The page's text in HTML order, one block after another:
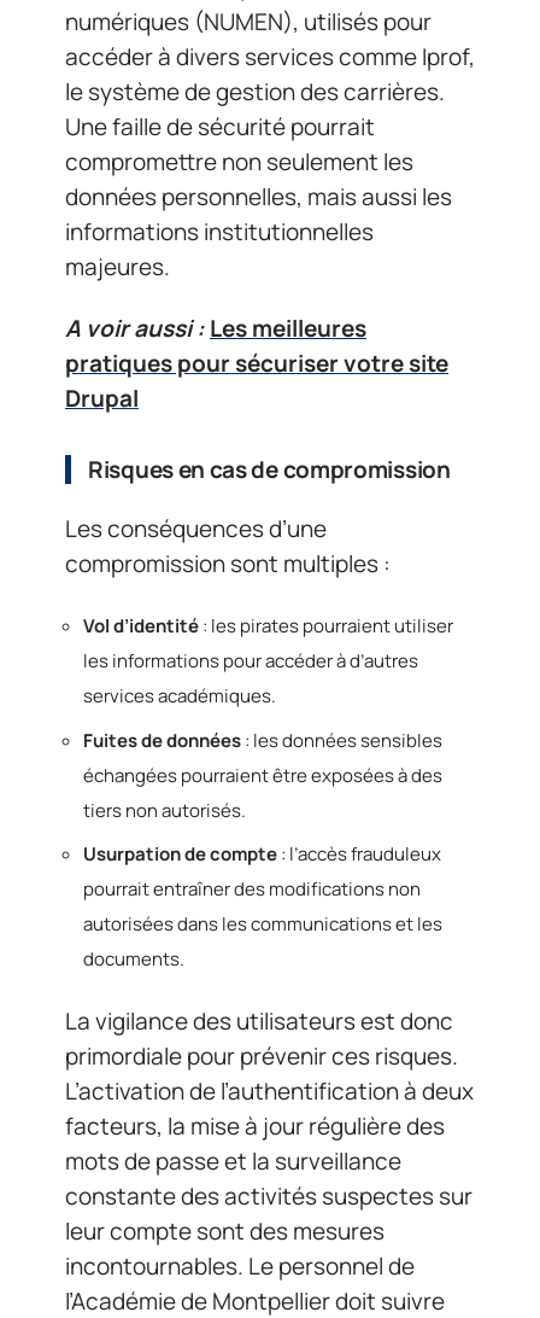
numériques (NUMEN), utilisés pour
accéder à divers services comme Iprof,
le système de gestion des carrières.
Une faille de sécurité pourrait
compromettre non seulement les
données personnelles, mais aussi les
informations institutionnelles
majeures.
A voir aussi :Les meilleures
pratiques pour sécuriser votre site
Drupal
Risques en cas de compromission
Les conséquences d’une
compromission sont multiples :
Vol d’identité: les pirates pourraient utiliser
les informations pour accéder à d’autres
services académiques.
Fuites de données: les données sensibles
échangées pourraient être exposées à des
tiers non autorisés.
Usurpation de compte: l’accès frauduleux
pourrait entraîner des modifications non
autorisées dans les communications et les
documents.
La vigilance des utilisateurs est donc
primordiale pour prévenir ces risques.
L’activation de l’authentification à deux
facteurs, la mise à jour régulière des
mots de passe et la surveillance
constante des activités suspectes sur
leur compte sont des mesures
incontournables. Le personnel de
l’Académie de Montpellier doit suivre